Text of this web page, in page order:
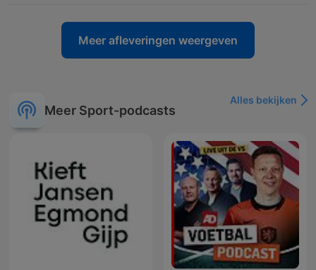
Meer afleveringen weergeven
Meer Sport-podcasts
Alles bekijken